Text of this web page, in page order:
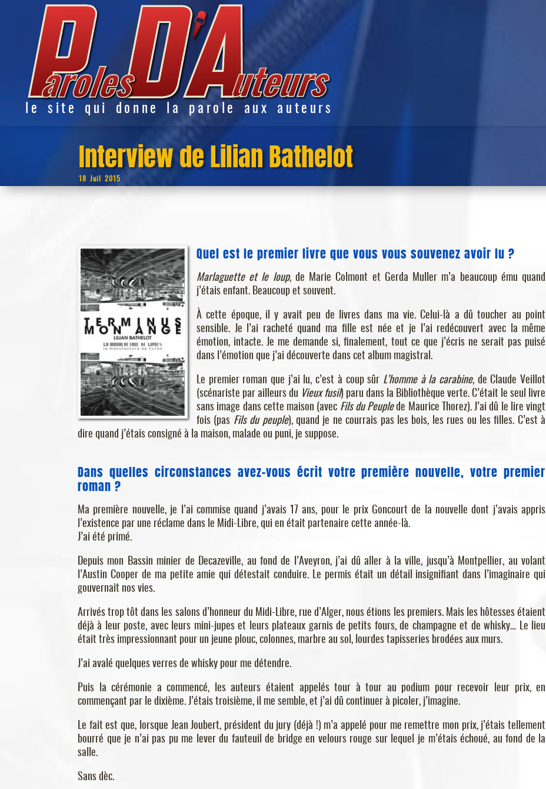
le site qui donne la parole aux auteurs
Interview de Lilian Bathelot
18 Juil 2015
Quel est le premier livre que vous vous souvenez avoir lu ?
Marlaguette et le loup, de Marie Colmont et Gerda Muller m’a beaucoup ému quand
j’étais enfant. Beaucoup et souvent.
À cette époque, il y avait peu de livres dans ma vie. Celui-là a dû toucher au point
sensible. Je l’ai racheté quand ma fille est née et je l’ai redécouvert avec la même
émotion, intacte. Je me demande si, finalement, tout ce que j’écris ne serait pas puisé
dans l’émotion que j’ai découverte dans cet album magistral.
Le premier roman que j’ai lu, c’est à coup sûr L’homme à la carabine, de Claude Veillot
(scénariste par ailleurs du Vieux fusil) paru dans la Bibliothèque verte. C’était le seul livre
sans image dans cette maison (avec Fils du Peuplede Maurice Thorez). J’ai dû le lire vingt
fois (pas Fils du peuple), quand je ne courrais pas les bois, les rues ou les filles. C’est à
dire quand j’étais consigné à la maison, malade ou puni, je suppose.
Dans quelles circonstances avez-vous écrit votre première nouvelle, votre premier
roman ?
Ma première nouvelle, je l’ai commise quand j’avais 17 ans, pour le prix Goncourt de la nouvelle dont j’avais appris
l’existence par une réclame dans le Midi-Libre, qui en était partenaire cette année-là.
J’ai été primé.
Depuis mon Bassin minier de Decazeville, au fond de l’Aveyron, j’ai dû aller à la ville, jusqu’à Montpellier, au volant
l’Austin Cooper de ma petite amie qui détestait conduire. Le permis était un détail insignifiant dans l’imaginaire qui
gouvernait nos vies.
Arrivés trop tôt dans les salons d’honneur du Midi-Libre, rue d’Alger, nous étions les premiers. Mais les hôtesses étaient
déjà à leur poste, avec leurs mini-jupes et leurs plateaux garnis de petits fours, de champagne et de whisky… Le lieu
était très impressionnant pour un jeune plouc, colonnes, marbre au sol, lourdes tapisseries brodées aux murs.
J’ai avalé quelques verres de whisky pour me détendre.
Puis la cérémonie a commencé, les auteurs étaient appelés tour à tour au podium pour recevoir leur prix, en
commençant par le dixième. J’étais troisième, il me semble, et j’ai dû continuer à picoler, j’imagine.
Le fait est que, lorsque Jean Joubert, président du jury (déjà !) m’a appelé pour me remettre mon prix, j’étais tellement
bourré que je n’ai pas pu me lever du fauteuil de bridge en velours rouge sur lequel je m’étais échoué, au fond de la
salle.
Sans dèc.